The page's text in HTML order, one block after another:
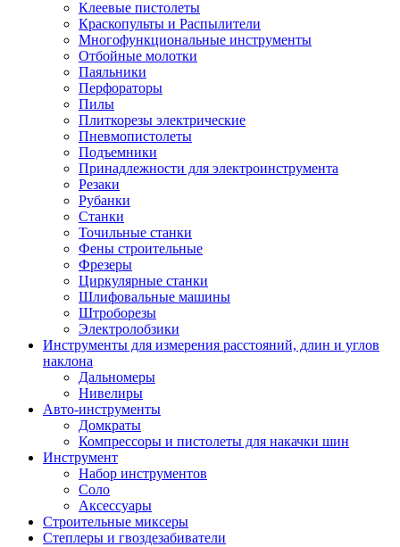
Клеевые пистолеты
Краскопульты и Распылители
Многофункциональные инструменты
Отбойные молотки
Паяльники
Перфораторы
Пилы
Плиткорезы электрические
Пневмопистолеты
Подъемники
Принадлежности для электроинструмента
Резаки
Рубанки
Станки
Точильные станки
Фены строительные
Фрезеры
Циркулярные станки
Шлифовальные машины
Штроборезы
Электролобзики
Инструменты для измерения расстояний, длин и углов
наклона
Дальномеры
Нивелиры
Авто-инструменты
Домкраты
Компрессоры и пистолеты для накачки шин
Инструмент
Набор инструментов
Соло
Аксессуары
Строительные миксеры
Степлеры и гвоздезабиватели